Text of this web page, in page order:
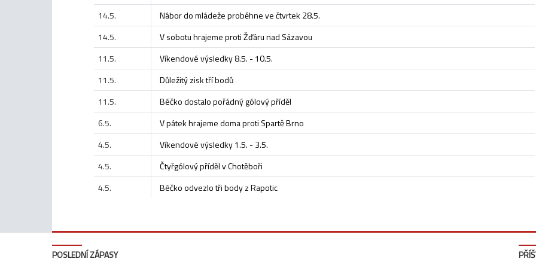
14.5.
Nábor do mládeže proběhne ve čtvrtek 28.5.
14.5.
V sobotu hrajeme proti Žďáru nad Sázavou
11.5.
Víkendové výsledky 8.5. - 10.5.
11.5.
Důležitý zisk tří bodů
11.5.
Béčko dostalo pořádný gólový příděl
6.5.
V pátek hrajeme doma proti Spartě Brno
4.5.
Víkendové výsledky 1.5. - 3.5.
4.5.
Čtyřgólový příděl v Chotěboři
4.5.
Béčko odvezlo tři body z Rapotic
POSLEDNÍ ZÁPASY